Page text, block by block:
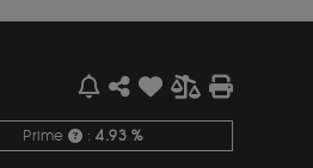
Prime :4.93 %